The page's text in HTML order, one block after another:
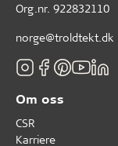
Org.nr. 922832110
norge@troldtekt.dk
Om oss
CSR
Karriere